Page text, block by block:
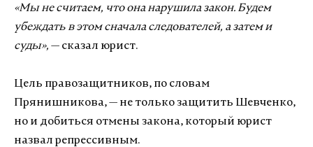
«Мы не считаем, что она нарушила закон. Будем
убеждать в этом сначала следователей, а затем и
суды», — сказал юрист.
Цель правозащитников, по словам
Прянишникова, — не только защитить Шевченко,
но и добиться отмены закона, который юрист
назвал репрессивным.